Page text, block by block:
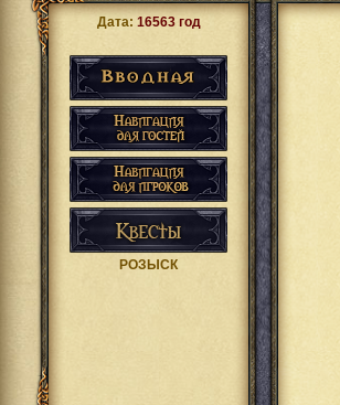
Дата: 16563 год
РОЗЫСК